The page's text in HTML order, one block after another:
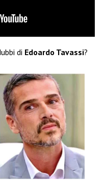
di Edoardo Tavassi?